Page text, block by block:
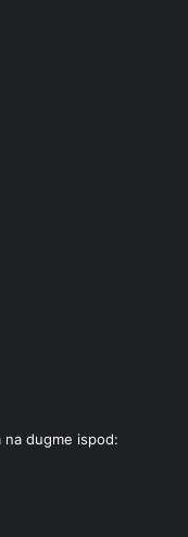
dugme ispod: